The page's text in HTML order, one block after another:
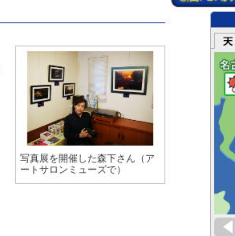
写真展を開催した森下さん（ア
ートサロンミューズで）